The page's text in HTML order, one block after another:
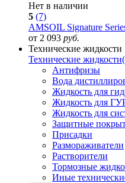
Нет в наличии
5 (7)
AMSOIL Signature
от 2 093 руб.
Технические жидкости
Технические жидкости
Антифризы
Вода
Жидкость для
Жидкость для
Жидкость для
Защитные
Присадки
Размораживатели
Растворители
Тормозные
Иные